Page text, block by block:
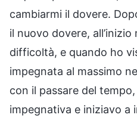
cambiarmi il dovere.
il nuovo dovere,
difficoltà, e quando ho
impegnata al massimo
con il passare del
impegnativa e iniziavo a